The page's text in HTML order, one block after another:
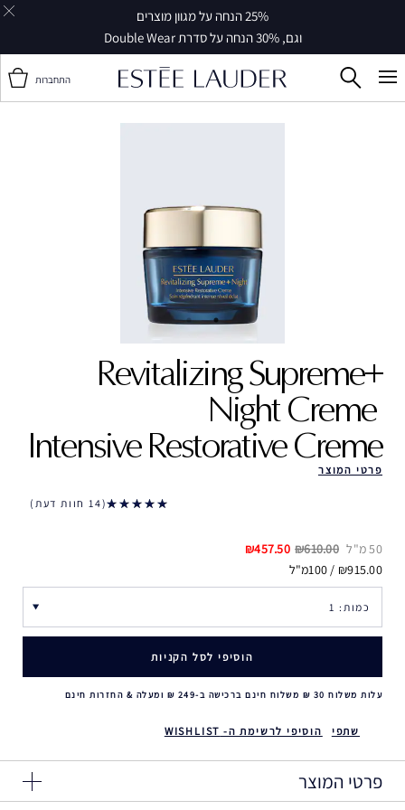
25% הנחה על מגוון מוצרים
וגם, 30% הנחה על סדרת Double Wear
התחברות
Revitalizing Supreme+
Night Creme ‎
Intensive Restorative Creme
פרטי המוצר
14 חוות דעת
50 מ"ל ₪610.00
₪457.50
₪915.00 / 100מ"ל
הוסיפי לסל הקניות
עלות משלוח 30 ₪ משלוח חינם ברכישה ב-249 ₪ ומעלה & החזרות חינם
שתפי הוסיפי לרשימת ה- WISHLIST
פרטי המוצר